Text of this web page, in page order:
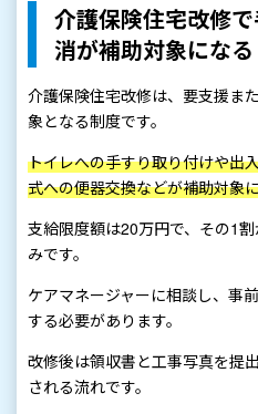
介護保険住宅改修
消が補助対象になる
介護保険住宅改修は、要支援ま
象となる制度です。
トイレへの手すり取り付けや出
式への便器交換などが補助対象
支給限度額は20万円で、その1
みです。
ケアマネージャーに相談し、事
する必要があります。
改修後は領収書と工事写真を提
される流れです。